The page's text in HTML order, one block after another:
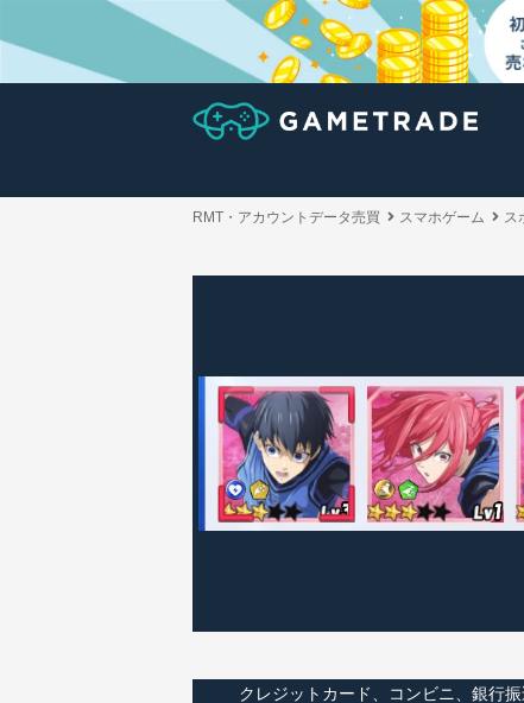
RMT・アカウントデータ売買 スマホゲーム ス
クレジットカード、コンビニ、銀行振